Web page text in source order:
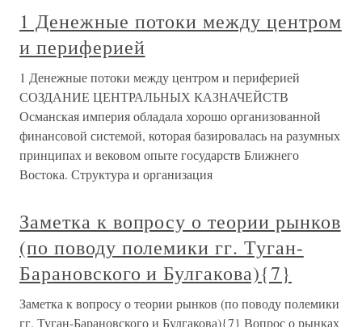
1 Денежные потоки между центром
и периферией
1 Денежные потоки между центром и периферией
СОЗДАНИЕ ЦЕНТРАЛЬНЫХ КАЗНАЧЕЙСТВ
Османская империя обладала хорошо организованной
финансовой системой, которая базировалась на разумных
принципах и вековом опыте государств Ближнего
Востока. Структура и организация
Заметка к вопросу о теории рынков
(по поводу полемики гг. Туган-
Барановского и Булгакова){7}
Заметка к вопросу о теории рынков (по поводу полемики
гг. Туган-Барановского и Булгакова){7} Вопрос о рынках